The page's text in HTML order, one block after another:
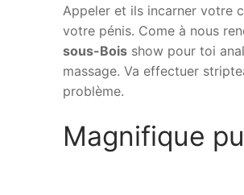
Appeler et ils incarner votre
votre pénis. Come à nous
sous-Bois show pour toi
massage. Va effectuer
problème.
Magnifique